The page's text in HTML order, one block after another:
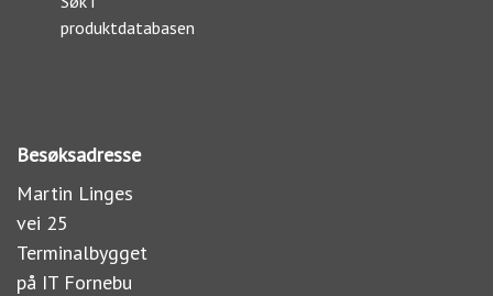
produktdatabasen
Besøksadresse
Martin Linges
vei 25
Terminalbygget
på IT Fornebu